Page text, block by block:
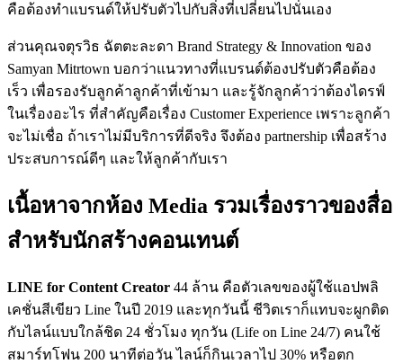
คือต้องทำแบรนด์ให้ปรับตัวไปกับสิ่งที่เปลี่ยนไปนั่นเอง
ส่วนคุณจตุรวิธ ฉัตตะละดา Brand Strategy & Innovation ของ
Samyan Mitrtown บอกว่าแนวทางที่แบรนด์ต้องปรับตัวคือต้อง
เร็ว เพื่อรองรับลูกค้าลูกค้าที่เข้ามา และรู้จักลูกค้าว่าต้องไดรฟ์
ในเรื่องอะไร ที่สำคัญคือเรื่อง Customer Experience เพราะลูกค้า
จะไม่เชื่อ ถ้าเราไม่มีบริการที่ดีจริง จึงต้อง partnership เพื่อสร้าง
ประสบการณ์ดีๆ และให้ลูกค้ากับเรา
เนื้อหาจากห้อง Media รวมเรื่องราวของสื่อ
สำหรับนักสร้างคอนเทนต์
LINE for Content Creator 44 ล้าน คือตัวเลขของผู้ใช้แอปพลิ
เคชั่นสีเขียว Line ในปี 2019 และทุกวันนี้ ชีวิตเราก็แทบจะผูกติด
กับไลน์แบบใกล้ชิด 24 ชั่วโมง ทุกวัน (Life on Line 24/7) คนใช้
สมาร์ทโฟน 200 นาทีต่อวัน ไลน์ก็กินเวลาไป 30% หรือตก